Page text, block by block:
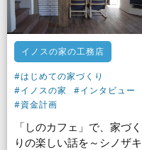
イノスの家の工務店
#はじめての家づくり
#イノスの家
#インタビュー
#資金計画
「しのカフェ」で、家づく
りの楽しい話を～シノザキ